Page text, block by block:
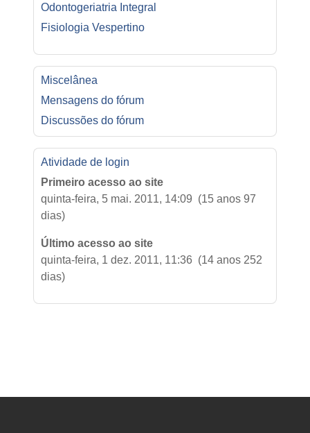
Odontogeriatria Integral
Fisiologia Vespertino
Miscelânea
Mensagens do fórum
Discussões do fórum
Atividade de login
Primeiro acesso ao site
quinta-feira, 5 mai. 2011, 14:09 (15 anos 97
dias)
Último acesso ao site
quinta-feira, 1 dez. 2011, 11:36 (14 anos 252
dias)